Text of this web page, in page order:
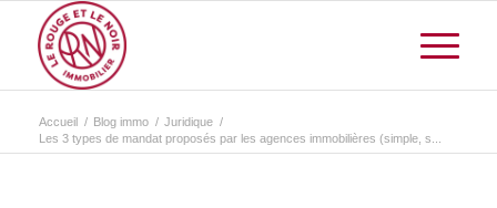
Accueil / Blog immo / Juridique /
Les 3 types de mandat proposés par les agences immobilières (simple, s...